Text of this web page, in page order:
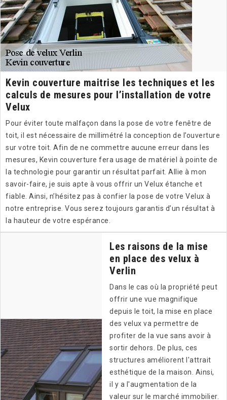
Kevin couverture maitrise les techniques et les
calculs de mesures pour l’installation de votre
Velux
Pour éviter toute malfaçon dans la pose de votre fenêtre de
toit, il est nécessaire de millimétré la conception de l’ouverture
sur votre toit. Afin de ne commettre aucune erreur dans les
mesures, Kevin couverture fera usage de matériel à pointe de
la technologie pour garantir un résultat parfait. Allie à mon
savoir-faire, je suis apte à vous offrir un Velux étanche et
fiable. Ainsi, n’hésitez pas à confier la pose de votre Velux à
notre entreprise. Vous serez toujours garantis d’un résultat à
la hauteur de votre espérance.
Les raisons de la mise
en place des velux à
Verlin
Dans le cas où la propriété peut
offrir une vue magnifique
depuis le toit, la mise en place
des velux va permettre de
profiter de la vue sans avoir à
sortir dehors. De plus, ces
structures améliorent l'attrait
esthétique de la maison. Ainsi,
il y a l'augmentation de la
valeur sur le marché immobilier.